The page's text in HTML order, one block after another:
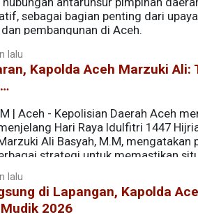
sebagai bagian penting dari
pembangunan di Aceh.
lalu
Kapolda Aceh Marzuki Ali:
| Aceh - Kepolisian Daerah Aceh
Hari Raya Idulfitri 1447
Ali Basyah, M.M, mengatakan
strategi untuk memastikan
mudik dan perayaan hari
lalu
di Lapangan, Kapolda
2026